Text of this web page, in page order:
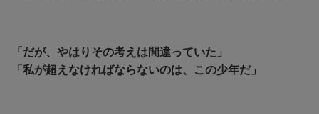
「だが、やはりその考えは間違っていた」
「私が超えなければならないのは、この少年だ」